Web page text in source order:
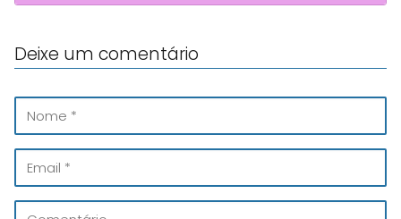
Deixe um comentário